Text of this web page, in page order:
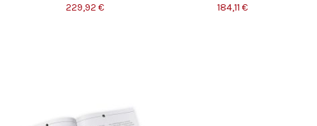
229,92 € 184,11 €